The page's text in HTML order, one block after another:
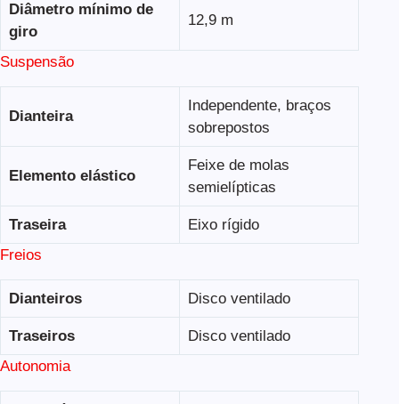
Diâmetro mínimo de
giro
12,9 m
Suspensão
Dianteira
Independente, braços
sobrepostos
Elemento elástico
Feixe de molas
semielípticas
Traseira
Eixo rígido
Freios
Dianteiros Disco ventilado
Traseiros
Disco ventilado
Autonomia